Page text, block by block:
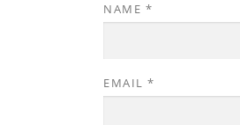
NAME *
EMAIL *